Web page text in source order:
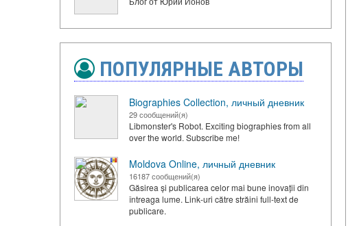
ПОПУЛЯРНЫЕ АВТОРЫ
Biographies Collection, личный дневник
29 сообщений(я)
Libmonster's Robot. Exciting biographies from all
over the world. Subscribe me!
Moldova Online, личный дневник
16187 сообщений(я)
Găsirea și publicarea celor mai bune inovații din
întreaga lume. Link-uri către străini full-text de
publicare.